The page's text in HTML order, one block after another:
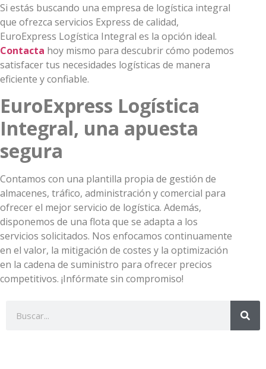
Si estás buscando una empresa de logística integral
que ofrezca servicios Express de calidad,
EuroExpress Logística Integral es la opción ideal.
Contacta hoy mismo para descubrir cómo podemos
satisfacer tus necesidades logísticas de manera
eficiente y confiable.
EuroExpress Logística
Integral, una apuesta
segura
Contamos con una plantilla propia de gestión de
almacenes, tráfico, administración y comercial para
ofrecer el mejor servicio de logística. Además,
disponemos de una flota que se adapta a los
servicios solicitados. Nos enfocamos continuamente
en el valor, la mitigación de costes y la optimización
en la cadena de suministro para ofrecer precios
competitivos. ¡Infórmate sin compromiso!